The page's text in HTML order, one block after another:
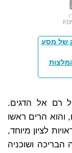
של מסע
רם אל הדגים.
והוא הרים ראשו
לציון מיוחד,
ושוכניה